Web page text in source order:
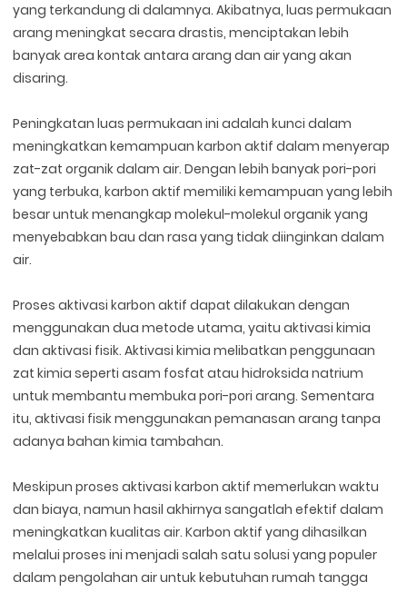
yang terkandung di dalamnya. Akibatnya, luas permukaan
arang meningkat secara drastis, menciptakan lebih
banyak area kontak antara arang dan air yang akan
disaring.
Peningkatan luas permukaan ini adalah kunci dalam
meningkatkan kemampuan karbon aktif dalam menyerap
zat-zat organik dalam air. Dengan lebih banyak pori-pori
yang terbuka, karbon aktif memiliki kemampuan yang lebih
besar untuk menangkap molekul-molekul organik yang
menyebabkan bau dan rasa yang tidak diinginkan dalam
air.
Proses aktivasi karbon aktif dapat dilakukan dengan
menggunakan dua metode utama, yaitu aktivasi kimia
dan aktivasi fisik. Aktivasi kimia melibatkan penggunaan
zat kimia seperti asam fosfat atau hidroksida natrium
untuk membantu membuka pori-pori arang. Sementara
itu, aktivasi fisik menggunakan pemanasan arang tanpa
adanya bahan kimia tambahan.
Meskipun proses aktivasi karbon aktif memerlukan waktu
dan biaya, namun hasil akhirnya sangatlah efektif dalam
meningkatkan kualitas air. Karbon aktif yang dihasilkan
melalui proses ini menjadi salah satu solusi yang populer
dalam pengolahan air untuk kebutuhan rumah tangga